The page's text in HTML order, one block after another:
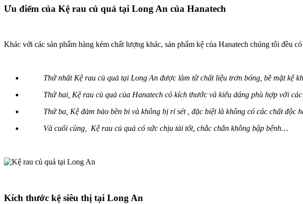
Ưu điểm của Kệ rau củ quả tại Long An của Hanatech
Khác với các sản phẩm hàng kém chất lượng khác, sản phẩm kệ của Hanatech chúng tôi đều
Thứ nhất Kệ rau củ quả tại Long An được làm từ chất liệu trơn bóng, bề mặt kệ
Thứ hai, Kệ rau củ quả của Hanatech có kích thước và kiểu dáng phù hợp với
Thứ ba, Kệ đảm bảo bền bỉ và không bị rỉ sét , đặc biệt là không có các chất
Và cuối cùng, Kệ rau củ quả có sức chịu tải tốt, chắc chắn không bập bênh…
Kích thước kệ siêu thị tại Long An